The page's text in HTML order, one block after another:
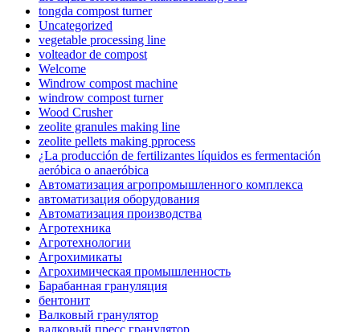
tongda compost turner
Uncategorized
vegetable processing line
volteador de compost
Welcome
Windrow compost machine
windrow compost turner
Wood Crusher
zeolite granules making line
zeolite pellets making pprocess
¿La producción de fertilizantes líquidos es fermentación
aeróbica o anaeróbica
Автоматизация агропромышленного комплекса
автоматизация оборудования
Автоматизация производства
Агротехника
Агротехнологии
Агрохимикаты
Агрохимическая промышленность
Барабанная грануляция
бентонит
Валковый гранулятор